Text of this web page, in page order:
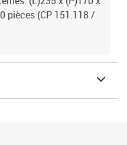
pièces (CP 151.118 /